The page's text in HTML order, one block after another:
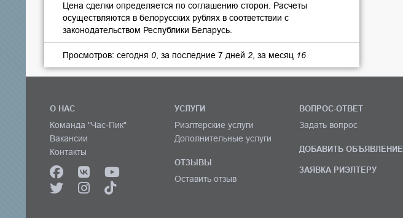
Цена сделки определяется по соглашению сторон. Расчеты
осуществляются в белорусских рублях в соответствии с
законодательством Республики Беларусь.
Просмотров: сегодня 0 , за последние 7 дней 2 , за месяц 16
О НАС
Команда "Час-Пик"
Вакансии
Контакты
УСЛУГИ
Риэлтерские услуги
Дополнительные услуги
ОТЗЫВЫ
Оставить отзыв
ВОПРОС-ОТВЕТ
Задать вопрос
ДОБАВИТЬ ОБЪЯВЛЕНИЕ
ЗАЯВКА РИЭЛТЕРУ